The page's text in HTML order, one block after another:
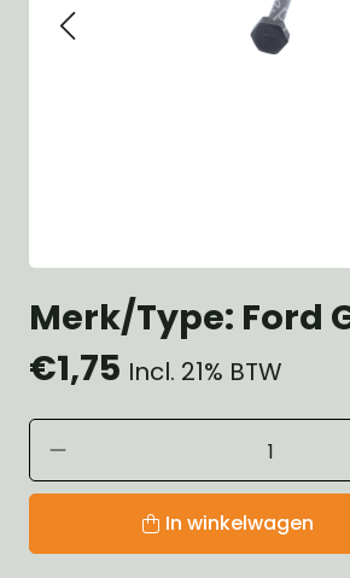
Merk/Type: Ford
€1,75 Incl. 21% BTW
In winkelwagen